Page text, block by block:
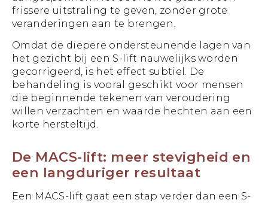
frissere uitstraling te geven, zonder grote
veranderingen aan te brengen.
Omdat de diepere ondersteunende lagen van
het gezicht bij een S-lift nauwelijks worden
gecorrigeerd, is het effect subtiel. De
behandeling is vooral geschikt voor mensen
die beginnende tekenen van veroudering
willen verzachten en waarde hechten aan een
korte hersteltijd.
De MACS-lift: meer stevigheid en
een langduriger resultaat
Een MACS-lift gaat een stap verder dan een S-